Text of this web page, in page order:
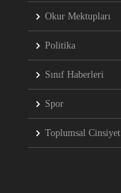
Okur Mektupları
Politika
Sınıf Haberleri
Spor
Toplumsal Cinsiyet